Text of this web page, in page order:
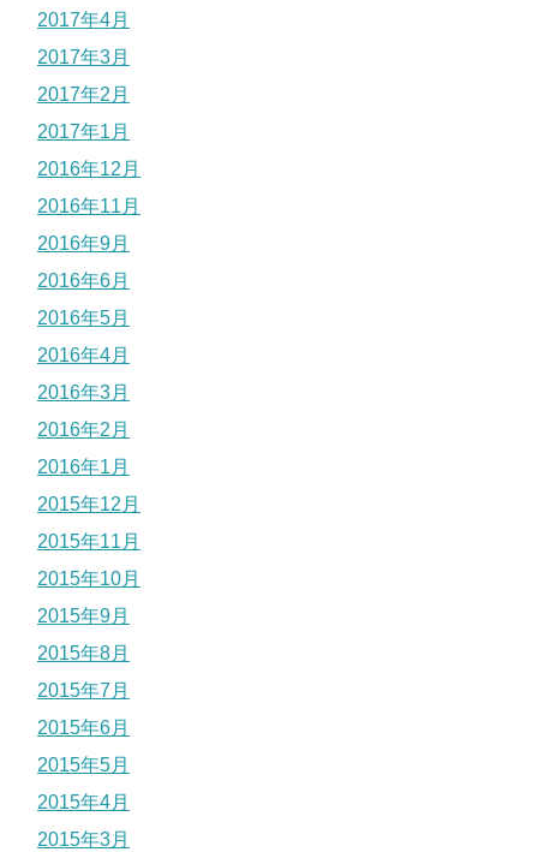
2017年4月
2017年3月
2017年2月
2017年1月
2016年12月
2016年11月
2016年9月
2016年6月
2016年5月
2016年4月
2016年3月
2016年2月
2016年1月
2015年12月
2015年11月
2015年10月
2015年9月
2015年8月
2015年7月
2015年6月
2015年5月
2015年4月
2015年3月